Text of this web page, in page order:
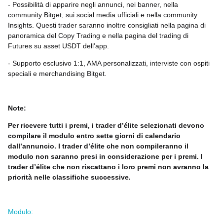
- Possibilità di apparire negli annunci, nei banner, nella
community Bitget, sui social media ufficiali e nella community
Insights. Questi trader saranno inoltre consigliati nella pagina di
panoramica del Copy Trading e nella pagina del trading di
Futures su asset USDT dell’app.
- Supporto esclusivo 1:1, AMA personalizzati, interviste con ospiti
speciali e merchandising Bitget.
Note:
Per ricevere tutti i premi, i trader d’élite selezionati devono
compilare il modulo entro sette giorni di calendario
dall’annuncio. I trader d’élite che non compileranno il
modulo non saranno presi in considerazione per i premi. I
trader d’élite che non riscattano i loro premi non avranno la
priorità nelle classifiche successive.
Modulo: